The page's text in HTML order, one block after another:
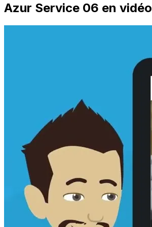
Azur Service 06 en vidéo